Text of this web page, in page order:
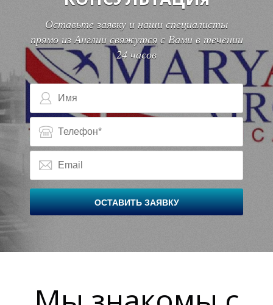
И
Оставьте заявку и наши специалисты
прямо из Англии свяжутся с Вами в течении
24 часов
ОСТАВИТЬ ЗАЯВКУ
И